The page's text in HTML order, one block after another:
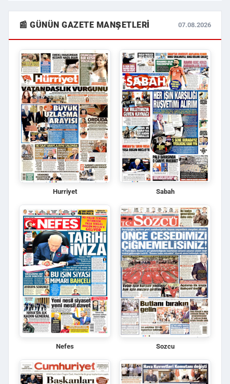
📰 GÜNÜN GAZETE MANŞETLERI 07.08.2026
Hurriyet Sabah
Nefes Sozcu